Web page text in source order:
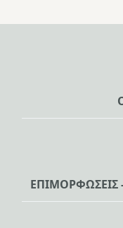
ΕΠΙΜΟΡΦΩΣΕΙΣ